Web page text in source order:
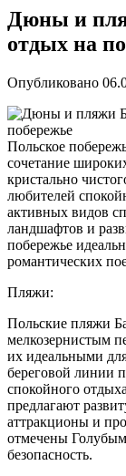
Дюны и
отдых на
Опубликовано
Польское
сочетание
кристально
любителей
активных видов
ландшафтов и
побережье
романтических
Пляжи:
Польские пляжи
мелкозернистым
их идеальными
береговой линии
спокойного
предлагают
аттракционы и
отмечены
безопасность.